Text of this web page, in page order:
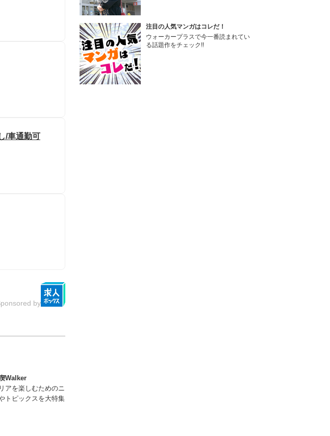
/車通勤可
by
Walker
アを楽しむためのニ
トピックスを大特集
注目の人気マンガはコレだ！
ウォーカープラスで今一番読まれてい
る話題作をチェック!!